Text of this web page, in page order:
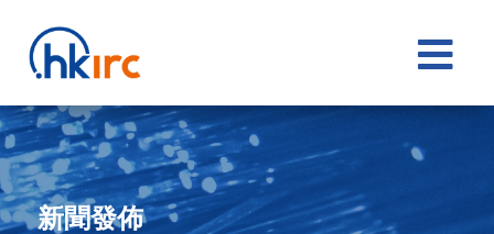

新聞發佈